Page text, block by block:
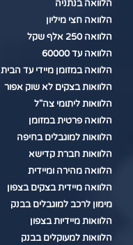
הלוואה בנתניה
הלוואה חצי מיליון
הלוואה 250 אלף שקל
הלוואה עד 60000
הלוואה במזומן מיידי עד הבית
הלוואות בצקים לא שוק אפור
הלוואות ליתומי צה"ל
הלוואה פרטית במזומן
הלוואות למוגבלים בחיפה
הלוואות חברת קדישא
הלוואה מהירה ומיידית
הלוואה מיידית בצקים בצפון
מימון לרכב למוגבלים בבנק
הלוואות מיידיות בצפון
הלוואות למעוקלים בבנק